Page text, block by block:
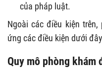
của pháp luật.
Ngoài các điều kiện
ứng các điều kiện dưới
Quy mô phòng khám